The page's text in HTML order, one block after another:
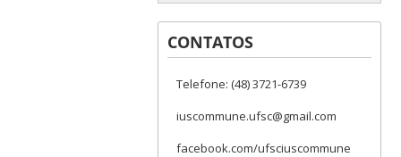
CONTATOS
Telefone: (48) 3721-6739
iuscommune.ufsc@gmail.com
facebook.com/ufsciuscommune